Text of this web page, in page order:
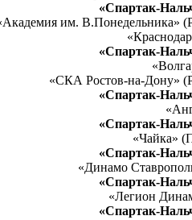
«Спартак-
им. В.Понедельника»
«Спартак-
«СКА Ростов-на-Дону»
«Спартак-
«Спартак-
«Чайка»
«Спартак-
«Динамо
«Спартак-
«Легион
«Спартак-